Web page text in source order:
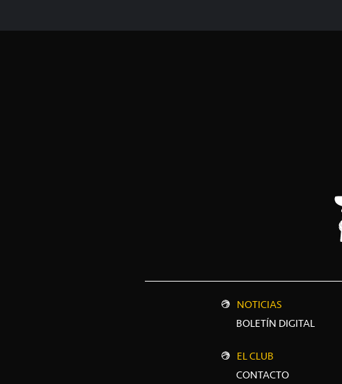
NOTICIAS
BOLETÍN DIGITAL
EL CLUB
CONTACTO